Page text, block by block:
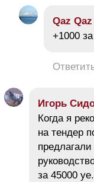
Qaz Qaz
+1000
Игорь
Когда я
на тендер
за 45000